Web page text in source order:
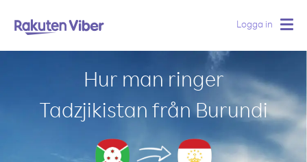
Logga in
Hur man ringer
Tadzjikistan från Burundi